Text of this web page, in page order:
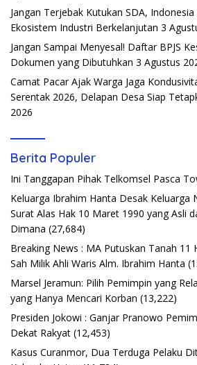
Jangan Terjebak Kutukan SDA,
Ekosistem Industri Berkelanjutan 3
Jangan Sampai Menyesal! Daftar BPJS
Dokumen yang Dibutuhkan 3 Agustus
Camat Pacar Ajak Warga Jaga
Serentak 2026, Delapan Desa Siap
2026
Berita Populer
Ini Tanggapan Pihak Telkomsel Pasca
Keluarga Ibrahim Hanta Desak Keluarga
Surat Alas Hak 10 Maret 1990 yang Asli
Dimana (27,684)
Breaking News : MA Putuskan Tanah 11
Sah Milik Ahli Waris Alm. Ibrahim Hanta
Marsel Jeramun: Pilih Pemimpin yang
yang Hanya Mencari Korban (13,222)
Presiden Jokowi : Ganjar Pranowo
Dekat Rakyat (12,453)
Kasus Curanmor, Dua Terduga Pelaku